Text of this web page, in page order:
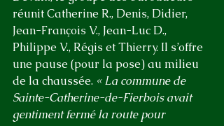
réunit Catherine R., Denis, Didier,
Jean-François V., Jean-Luc D.,
Philippe V., Régis et Thierry. Il s’offre
une pause (pour la pose) au milieu
de la chaussée. « La commune de
Sainte-Catherine-de-Fierbois avait
gentiment fermé la route pour